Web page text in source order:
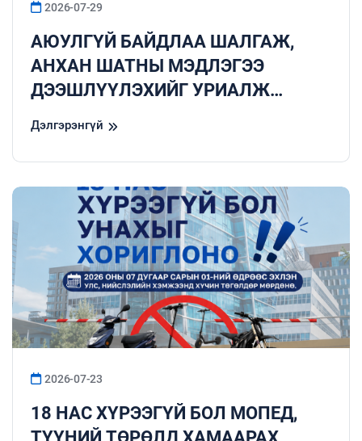
2026-07-29
АЮУЛГҮЙ БАЙДЛАА ШАЛГАЖ,
АНХАН ШАТНЫ МЭДЛЭГЭЭ
ДЭЭШЛҮҮЛЭХИЙГ УРИАЛЖ
Дэлгэрэнгүй
2026-07-23
18 НАС ХҮРЭЭГҮЙ БОЛ МОПЕД,